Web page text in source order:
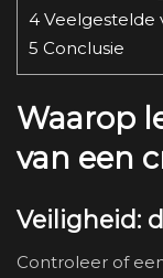
4 Veelgestelde
5 Conclusie
Waarop
van een
Veiligheid:
Controleer of